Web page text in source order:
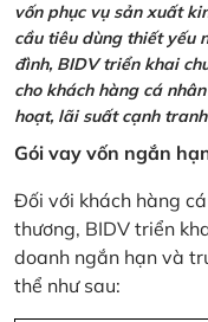
vốn phục vụ sản xuất
cầu tiêu dùng thiết yếu
đình, BIDV triển khai
cho khách hàng cá
hoạt, lãi suất cạnh
Gói vay vốn ngắn
Đối với khách hàng
thương, BIDV triển
doanh ngắn hạn và
thể như sau: